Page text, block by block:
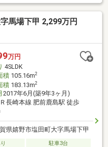
細は「プレゼント情報」を
馬場下甲 2,299万円
万円
4SLDK
積105.16m2
積183.13m2
2017年6月(築9年3ヶ月)
Ｒ長崎本線 肥前鹿島駅 徒歩
県嬉野市塩田町大字馬場下甲
駐車3台